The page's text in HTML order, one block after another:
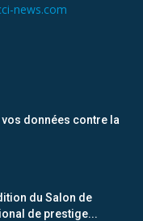
news.com
données contre la
du Salon de
de prestige...